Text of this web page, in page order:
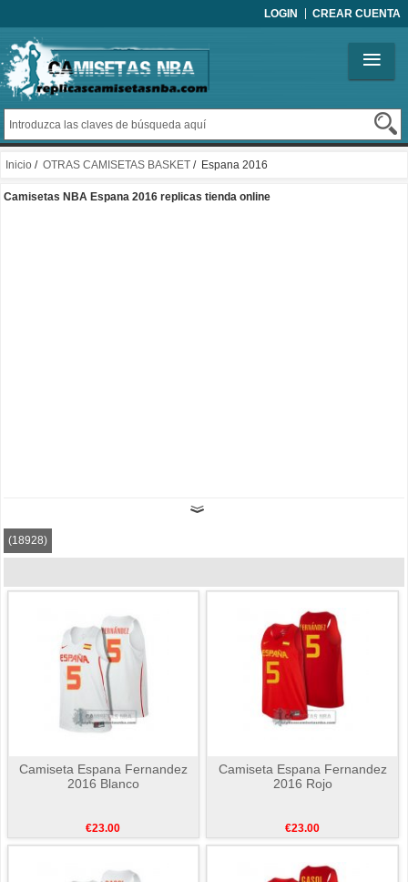
LOGIN CREAR CUENTA
Inicio / OTRAS CAMISETAS BASKET / Espana 2016
Camisetas NBA Espana 2016 replicas tienda online
(18928)
Camiseta Espana Fernandez
2016 Blanco
€23.00
Camiseta Espana Fernandez
2016 Rojo
€23.00